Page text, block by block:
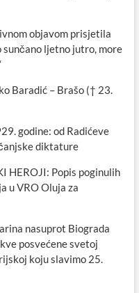
objavom prisjetila
sunčano ljetno jutro, more
Baradić – Brašo († 23.
godine: od Radićeve
diktature
HEROJI: Popis poginulih
u VRO Oluja za
nasuprot Biograda
posvećene svetoj
koju slavimo 25.